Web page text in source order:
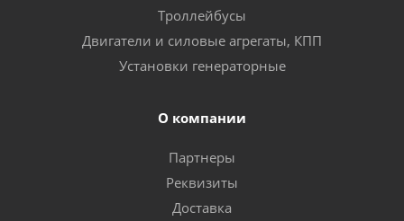
Троллейбусы
Двигатели и силовые агрегаты, КПП
Установки генераторные
О компании
Партнеры
Реквизиты
Доставка